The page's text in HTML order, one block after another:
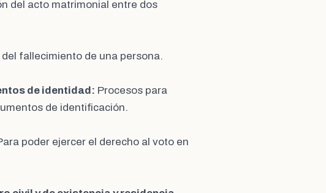
del acto matrimonial entre dos
fallecimiento de una persona.
de identidad: Procesos para
de identificación.
poder ejercer el derecho al voto en